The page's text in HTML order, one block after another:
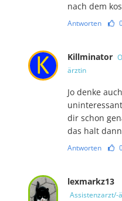
nach dem
Antworten
Killminator
ärztin
Jo denke
dir schon
das halt
Antworten
lexmarkz13
Assistenzarzt/-